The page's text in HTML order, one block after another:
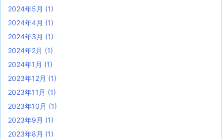
2024年5月 (1)
2024年4月 (1)
2024年3月 (1)
2024年2月 (1)
2024年1月 (1)
2023年12月 (1)
2023年11月 (1)
2023年10月 (1)
2023年9月 (1)
2023年8月 (1)